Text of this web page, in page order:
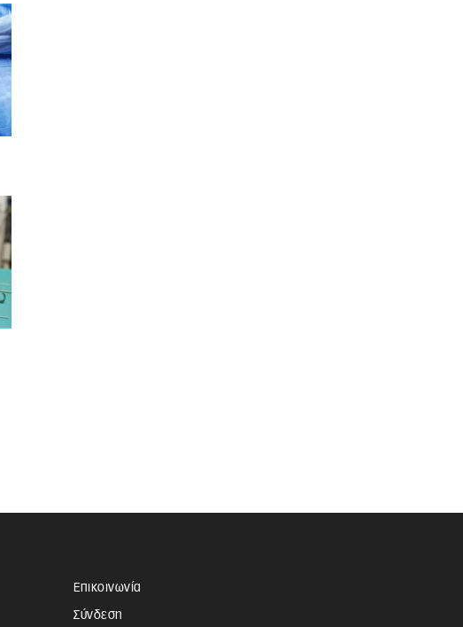
Επικοινωνία
Σύνδεση